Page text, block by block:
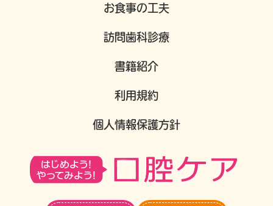
お食事の工夫
訪問歯科診療
書籍紹介
利用規約
個人情報保護方針